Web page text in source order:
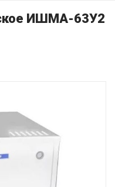
ИШМА-63У2